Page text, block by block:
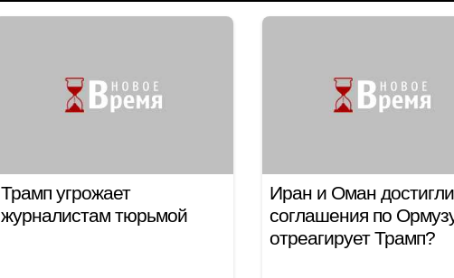
Трамп угрожает
журналистам тюрьмой
Иран и Оман достигли
соглашения по
отреагирует Трамп?